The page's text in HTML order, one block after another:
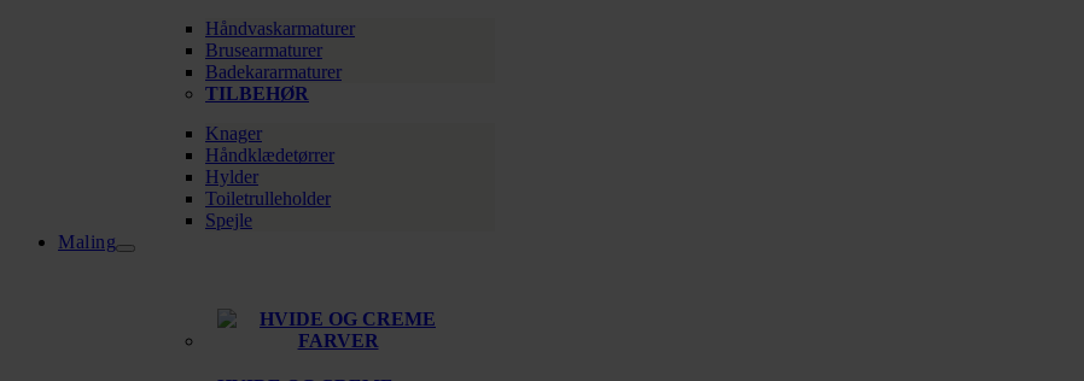
Håndvaskarmaturer
Brusearmaturer
Badekararmaturer
TILBEHØR
Knager
Håndklædetørrer
Hylder
Toiletrulleholder
Spejle
Maling